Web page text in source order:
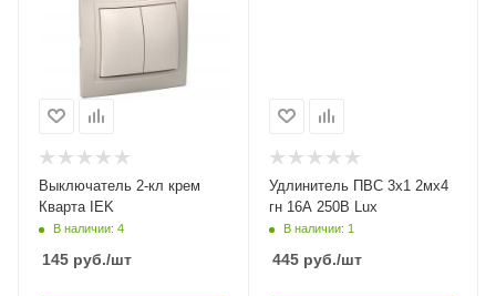
Выключатель 2-кл крем
Кварта IEK
В наличии: 4
145 руб./шт
Удлинитель ПВС 3х1 2мх4
гн 16А 250В Lux
В наличии: 1
445руб./шт